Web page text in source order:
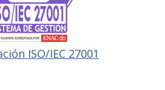
ISO/IEC 27001